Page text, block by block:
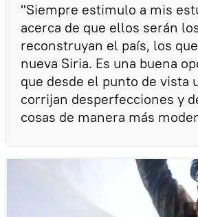
"Siempre estimulo a mis
acerca de que ellos serán
reconstruyan el país, los
nueva Siria. Es una buena
que desde el punto de vista
corrijan desperfecciones y
cosas de manera más